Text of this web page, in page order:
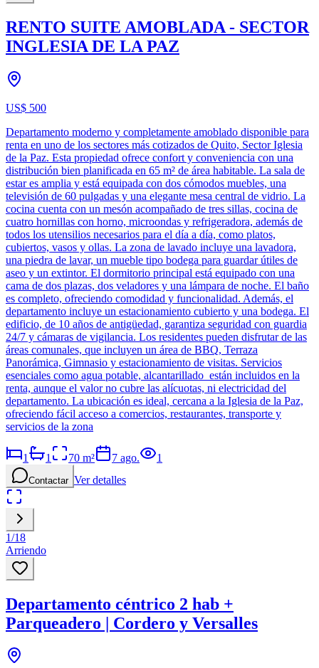
RENTO SUITE AMOBLADA - SECTOR
INGLESIA DE LA PAZ
US$ 500
Departamento moderno y completamente amoblado disponible para
renta en uno de los sectores más cotizados de Quito, Sector Iglesia
de la Paz. Esta propiedad ofrece confort y conveniencia con una
distribución bien planificada en 65 m² de área habitable. La sala de
estar es amplia y está equipada con dos cómodos muebles, una
televisión de 60 pulgadas y una elegante mesa central de vidrio. La
cocina cuenta con un mesón acompañado de tres sillas, cocina de
cuatro hornillas con horno, microondas y refrigeradora, además de
todos los utensilios necesarios para el día a día, como platos,
cubiertos, vasos y ollas. La zona de lavado incluye una lavadora,
una piedra de lavar, un mueble tipo bodega para guardar útiles de
aseo y un extintor. El dormitorio principal está equipado con una
cama de dos plazas, dos veladores y una lámpara de noche. El baño
es completo, ofreciendo comodidad y funcionalidad. Además, el
departamento incluye un estacionamiento cubierto y una bodega. El
edificio, de 10 años de antigüedad, garantiza seguridad con guardia
24/7 y cámaras de vigilancia. Los residentes pueden disfrutar de las
áreas comunales, que incluyen un área de BBQ, Terraza
Panorámica, Gimnasio y estacionamiento de visitas. Servicios
esenciales como agua potable, alcantarillado están incluidos en la
renta, aunque el valor no cubre las alícuotas, ni electricidad del
departamento. La ubicación es ideal, cercana a la Iglesia de la Paz,
ofreciendo fácil acceso a comercios, restaurantes, transporte y
servicios de la zona
1 1 70 m² 7 ago. 1
Contactar Ver detalles
1/18
Arriendo
Departamento céntrico 2 hab +
Parqueadero | Cordero y Versalles